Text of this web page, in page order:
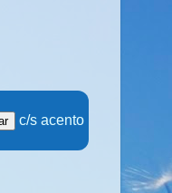
c/s acento